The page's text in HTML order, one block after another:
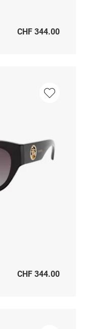
CHF 344.00
CHF 344.00